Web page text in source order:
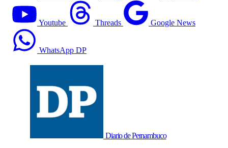
Youtube Threads Google News
WhatsApp DP
Diario de Pernambuco